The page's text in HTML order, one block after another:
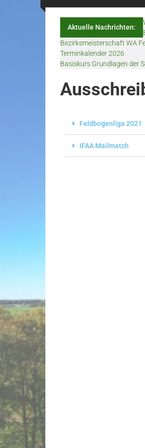
Aktuelle Nachrichten:
Bezirksmeisterschaft WA
Terminkalender 2026
Basiskurs Grundlagen der
Feldbogenliga 2021
IFAA Mailmatch